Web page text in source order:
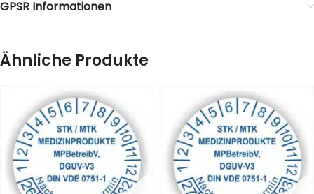
GPSR Informationen
Ähnliche Produkte